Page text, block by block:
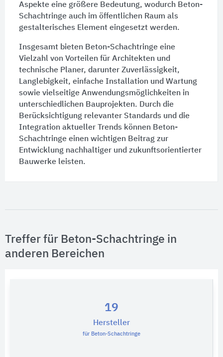
Aspekte eine größere Bedeutung, wodurch Beton-
Schachtringe auch im öffentlichen Raum als
gestalterisches Element eingesetzt werden.
Insgesamt bieten Beton-Schachtringe eine
Vielzahl von Vorteilen für Architekten und
technische Planer, darunter Zuverlässigkeit,
Langlebigkeit, einfache Installation und Wartung
sowie vielseitige Anwendungsmöglichkeiten in
unterschiedlichen Bauprojekten. Durch die
Berücksichtigung relevanter Standards und die
Integration aktueller Trends können Beton-
Schachtringe einen wichtigen Beitrag zur
Entwicklung nachhaltiger und zukunftsorientierter
Bauwerke leisten.
Treffer für Beton-Schachtringe in
anderen Bereichen
19
Hersteller
für Beton-Schachtringe